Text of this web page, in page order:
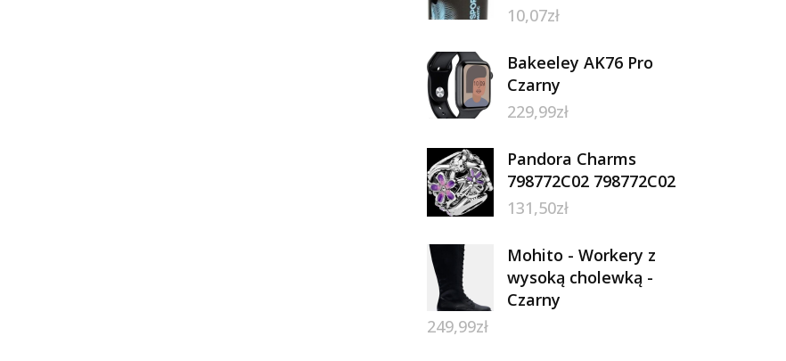
10,07zł
Bakeeley AK76 Pro
Czarny
229,99zł
Pandora Charms
798772C02 798772C02
131,50zł
Mohito - Workery z
wysoką cholewką -
Czarny
249,99zł